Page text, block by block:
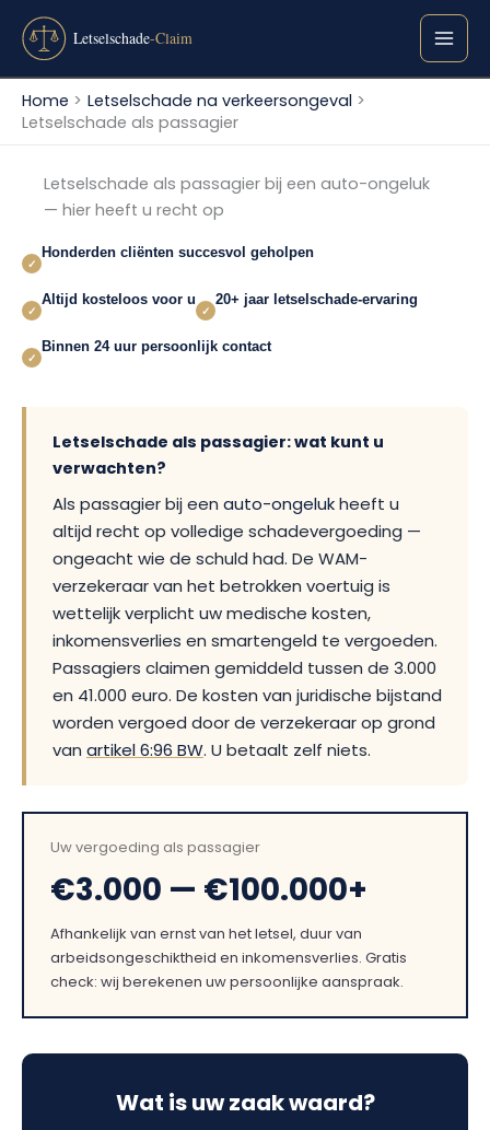
naar
inhoudHome
Letselschade na verkeersongeval
Letselschade als passagier
Letselschade als passagier bij een auto-ongeluk
— hier heeft u recht op
✓
Honderden cliënten succesvol geholpen
✓
Altijd kosteloos voor u
✓
20+ jaar letselschade-ervaring
✓
Binnen 24 uur persoonlijk contact
Letselschade als passagier: wat kunt u
verwachten?
Als passagier bij een auto-ongelukheeft u
altijd recht op volledige schadevergoeding —
ongeacht wie de schuld had. De WAM-
verzekeraar van het betrokken voertuig is
wettelijk verplicht uw medische kosten,
inkomensverlies en smartengeld te vergoeden.
Passagiers claimen gemiddeld tussen de 3.000
en 41.000 euro. De kosten van juridische bijstand
worden vergoed door de verzekeraar op grond
van artikel 6:96 BW. U betaalt zelf niets.
Uw vergoeding als passagier
€3.000 — €100.000+
Afhankelijk van ernst van het letsel, duur van
arbeidsongeschiktheid en inkomensverlies. Gratis
check: wij berekenen uw persoonlijke aanspraak.
Wat is uw zaak waard?